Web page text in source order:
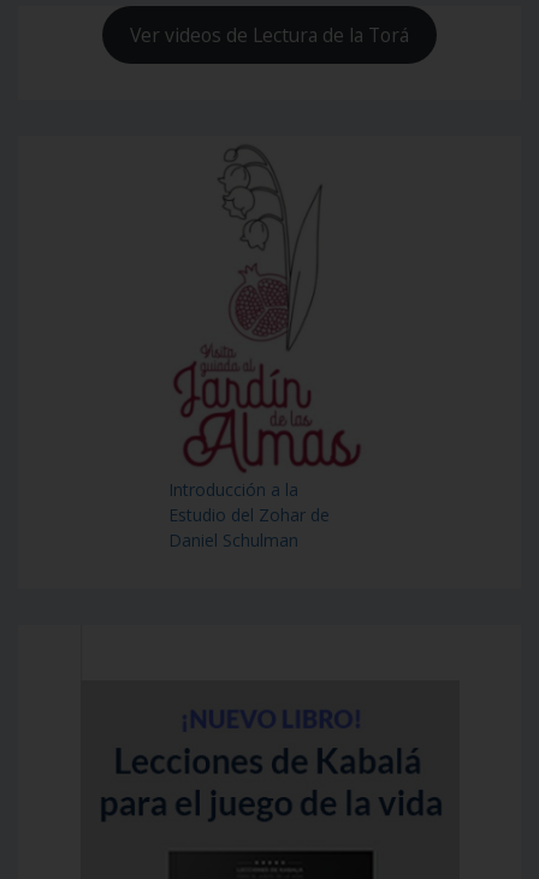
Ver videos de Lectura de la Torá
Introducción a la
Estudio del Zohar de
Daniel Schulman